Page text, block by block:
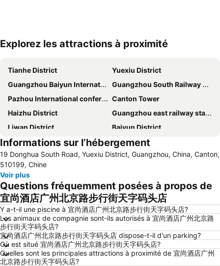
Explorez les attractions à proximité
Tianhe District
Yuexiu District
Guangzhou Baiyun International Airport
Guangzhou South Railway Station
Pazhou International conference and exhibition center
Canton Tower
Haizhu District
Guangzhou east railway station
Liwan District
Baiyun District
Guangzhou Railway station
Panyu District
Haizhu District
Shangxiajiu
Sanshui District
Huangpu District
Nanhai District
Chimelong Paradise
Grandview Mall
Tianhe Sports Center
CITIC plaza
Huadu District
Guangzhou west Railway Station
Teemall
Taiguhui
Guangdong olympic stadium
Informations sur l’hébergement
19 Donghua South Road, Yuexiu District, Guangzhou, China, Canton,
510199, Chine
Voir plus
Questions fréquemment posées à propos de
宜尚酒店广州北京路步行街天字码头店
Y a-t-il une piscine à 宜尚酒店广州北京路步行街天字码头店?
Les animaux de compagnie sont-ils autorisés à 宜尚酒店广州北京路
步行街天字码头店?
宜尚酒店广州北京路步行街天字码头店 dispose-t-il d'un parking?
Où est situé 宜尚酒店广州北京路步行街天字码头店?
Quelles sont les principales attractions à proximité de 宜尚酒店广州
北京路步行街天字码头店?